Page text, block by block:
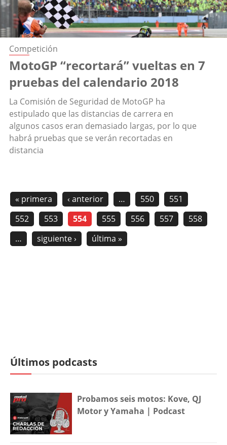
Competición
MotoGP “recortará” vueltas en 7
pruebas del calendario 2018
La Comisión de Seguridad de MotoGP ha
estipulado que las distancias de carrera en
algunos casos eran demasiado largas, por lo que
habrá pruebas que se verán recortadas en
distancia
« primera ‹ anterior … 550
551
552
553 554 555 556 557
558
…
siguiente › última »
Últimos podcasts
Probamos seis motos: Kove, QJ
Motor y Yamaha | Podcast